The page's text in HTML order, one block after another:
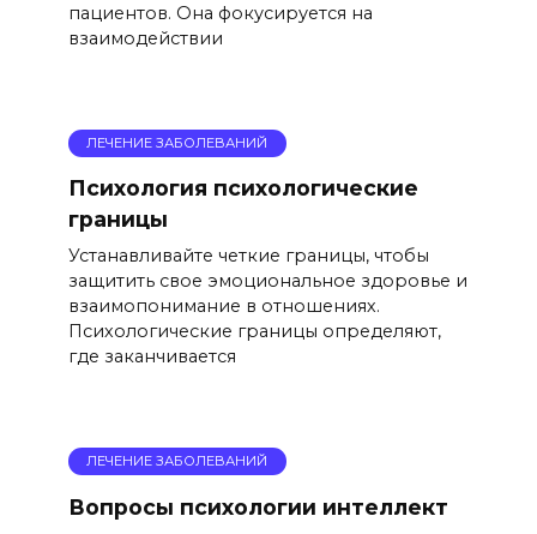
пациентов. Она фокусируется на
взаимодействии
ЛЕЧЕНИЕ ЗАБОЛЕВАНИЙ
Психология психологические
границы
Устанавливайте четкие границы, чтобы
защитить свое эмоциональное здоровье и
взаимопонимание в отношениях.
Психологические границы определяют,
где заканчивается
ЛЕЧЕНИЕ ЗАБОЛЕВАНИЙ
Вопросы психологии интеллект